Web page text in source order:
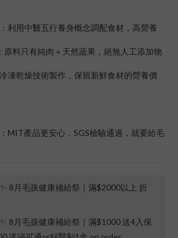
利用中醫五行養身概念調配食材，高營養
料只有純肉＋天然蔬果，絕無人工添加物
凍乾燥技術製作，保留新鮮食材的營養價
MIT產品更安心，SGS檢驗通過，就要給毛
✨ 8月毛孩健康補給祭｜滿$2000以上 折
✨ 8月毛孩健康補給祭｜滿$1000 送4入保